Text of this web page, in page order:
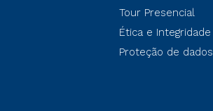
Tour Presencial
Ética e Integridade
Proteção de dados